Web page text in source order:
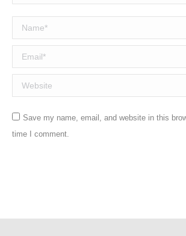
Name *
Email *
Website
Save my name, email, and website in this
time I comment.